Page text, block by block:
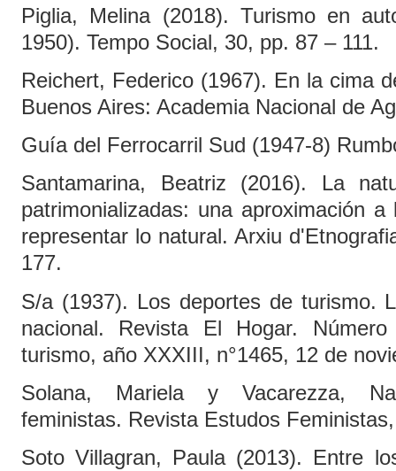
Piglia, Melina (2018). Turismo en
1950). Tempo Social, 30, pp. 87 – 111.
Reichert, Federico (1967). En la cima
Buenos Aires: Academia Nacional de
Guía del Ferrocarril Sud (1947-8)
Santamarina, Beatriz (2016). La
patrimonializadas: una aproximación
representar lo natural. Arxiu
177.
S/a (1937). Los deportes de turismo.
nacional. Revista El Hogar.
turismo, año XXXIII, n°1465, 12 de
Solana, Mariela y Vacarezza,
feministas. Revista Estudos
Soto Villagran, Paula (2013). Entre